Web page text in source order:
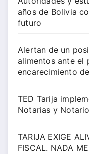
años de Bolivia
futuro
Alertan de un
alimentos ante el
encarecimiento
TED Tarija
Notarias y
TARIJA EXIGE
FISCAL. NADA